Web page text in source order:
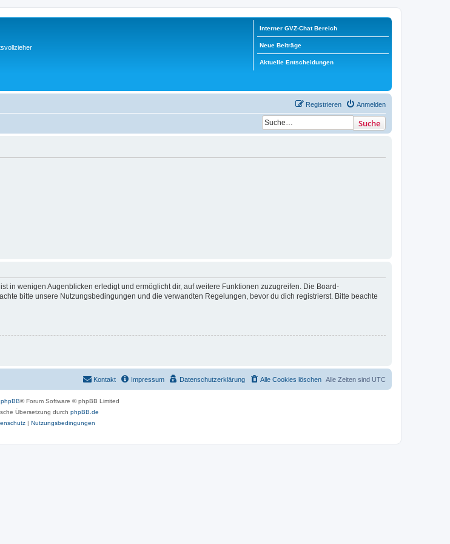
Interner GVZ-Chat Bereich
Neue Beiträge
Aktuelle Entscheidungen
Anmelden
Registrieren
Suche
in wenigen Augenblicken erledigt und ermöglicht dir, auf weitere Funktionen zuzugreifen. Die Board-
bitte unsere Nutzungsbedingungen und die verwandten Regelungen, bevor du dich registrierst. Bitte beachte
Alle Zeiten sind UTC
Alle Cookies löschen
Datenschutzerklärung
Impressum
Kontakt
phpBB® Forum Software © phpBB Limited
Übersetzung durch phpBB.de
| Nutzungsbedingungen